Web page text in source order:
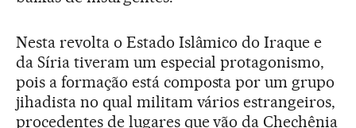
Nesta revolta o Estado Islâmico do Iraque e
da Síria tiveram um especial protagonismo,
pois a formação está composta por um grupo
jihadista no qual militam vários estrangeiros,
procedentes de lugares que vão da Chechênia